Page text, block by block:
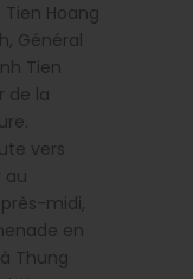
Hoang
Général
Tien
de la
vers
au
midi,
en
Thung